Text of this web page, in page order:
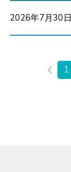
2026年7月30日
1